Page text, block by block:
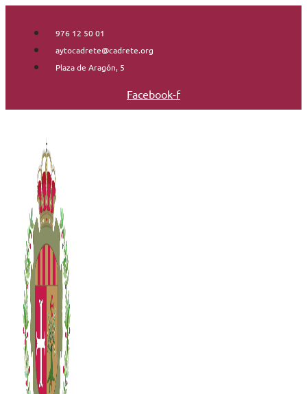
contenido
976 12 50 01
aytocadrete@cadrete.org
Plaza de Aragón, 5
Facebook-f